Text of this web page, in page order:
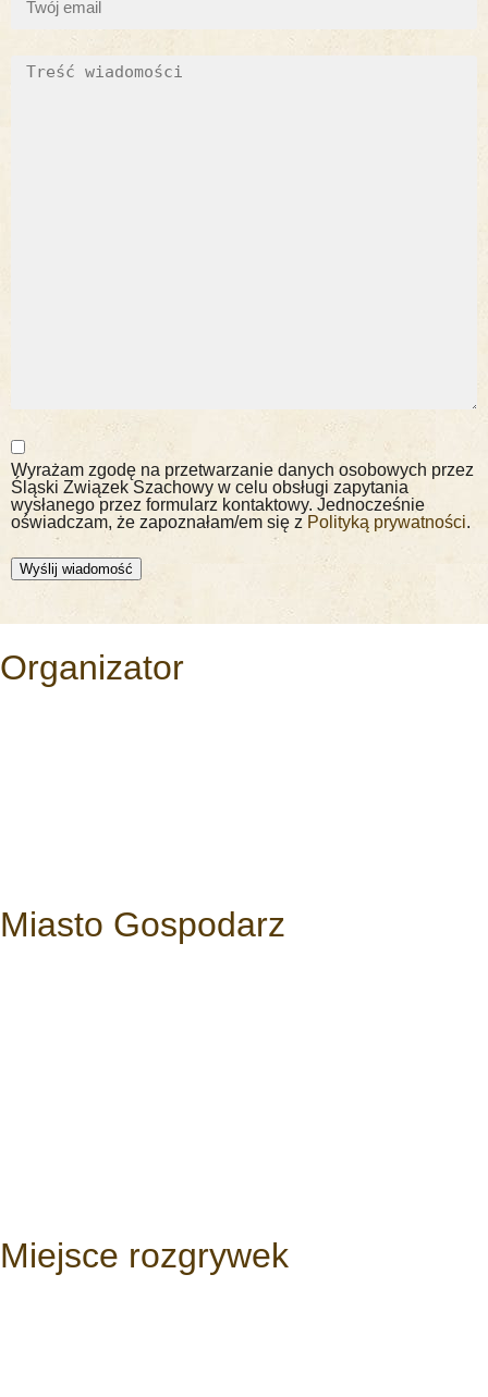
Wyrażam zgodę na przetwarzanie danych osobowych przez
Śląski Związek Szachowy w celu obsługi zapytania
wysłanego przez formularz kontaktowy. Jednocześnie
oświadczam, że zapoznałam/em się z Polityką prywatności.
Wyślij wiadomość
Organizator
Miasto Gospodarz
Miejsce rozgrywek